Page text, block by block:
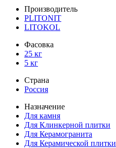
Производитель
PLITONIT
LITOKOL
Фасовка
25 кг
5 кг
Страна
Россия
Назначение
Для камня
Для Клинкерной плитки
Для Керамогранита
Для Керамической плитки